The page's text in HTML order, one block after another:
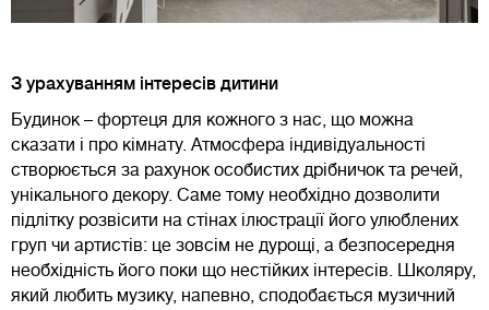
З урахуванням інтересів дитини
Будинок – фортеця для кожного з нас, що можна
сказати і про кімнату. Атмосфера індивідуальності
створюється за рахунок особистих дрібничок та речей,
унікального декору. Саме тому необхідно дозволити
підлітку розвісити на стінах ілюстрації його улюблених
груп чи артистів: це зовсім не дурощі, а безпосередня
необхідність його поки що нестійких інтересів. Школяру,
який любить музику, напевно, сподобається музичний